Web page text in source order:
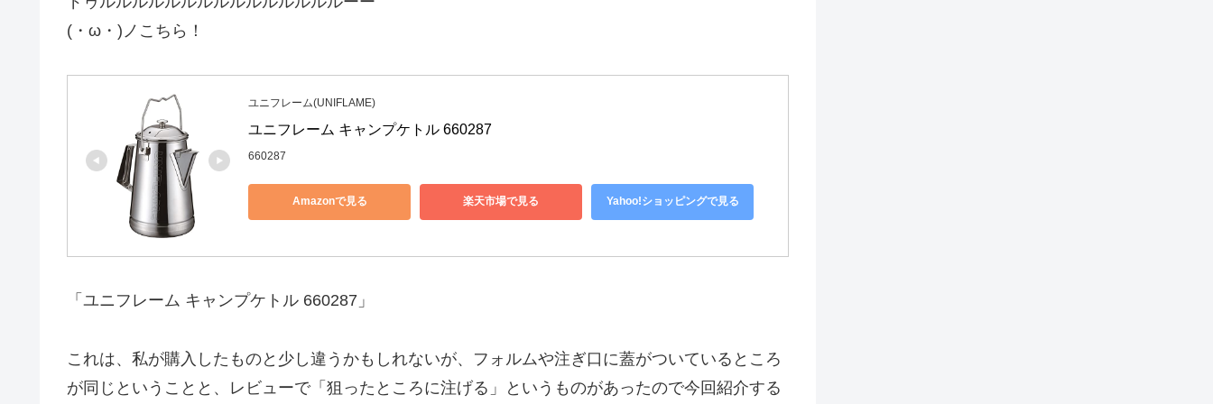
(・ω・)ノこちら！
ユニフレーム(UNIFLAME)
ユニフレーム キャンプケトル 660287
660287
Amazonで見る 楽天市場で見る Yahoo!ショッピングで見る
「ユニフレーム キャンプケトル 660287」
これは、私が購入したものと少し違うかもしれないが、フォルムや注ぎ口に蓋がついているところ
が同じということと、レビューで「狙ったところに注げる」というものがあったので今回紹介する